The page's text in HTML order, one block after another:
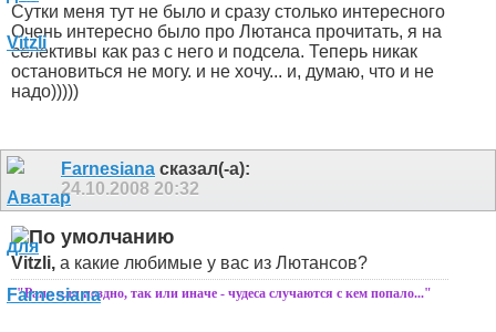
Сутки меня тут не было и сразу столько интересного
Очень интересно было про Лютанса прочитать, я на
селективы как раз с него и подсела. Теперь никак
остановиться не могу. и не хочу... и, думаю, что и не
надо)))))
Farnesiana сказал(-а):
24.10.2008 20:32
Vitzli, а какие любимые у вас из Лютансов?
"Рано или поздно, так или иначе - чудеса случаются с кем попало..."